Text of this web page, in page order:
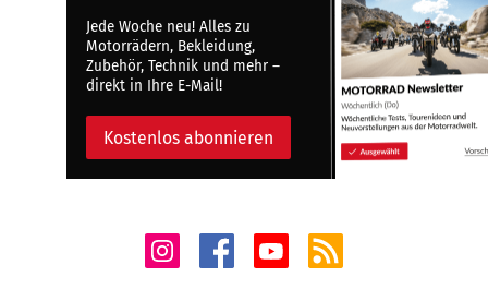
Jede Woche neu! Alles zu
Motorrädern, Bekleidung,
Zubehör, Technik und mehr –
direkt in Ihre E-Mail!
Kostenlos abonnieren